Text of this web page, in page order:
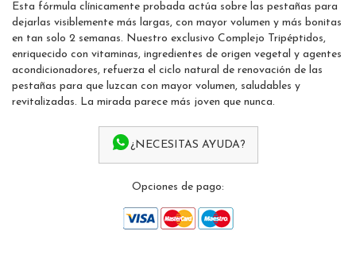
of
the
gallery
Esta fórmula clínicamente probada actúa sobre las pestañas para
dejarlas visiblemente más largas, con mayor volumen y más bonitas
en tan solo 2 semanas. Nuestro exclusivo Complejo Tripéptidos,
enriquecido con vitaminas, ingredientes de origen vegetal y agentes
acondicionadores, refuerza el ciclo natural de renovación de las
pestañas para que luzcan con mayor volumen, saludables y
revitalizadas. La mirada parece más joven que nunca.
¿NECESITAS AYUDA?
Opciones de pago: